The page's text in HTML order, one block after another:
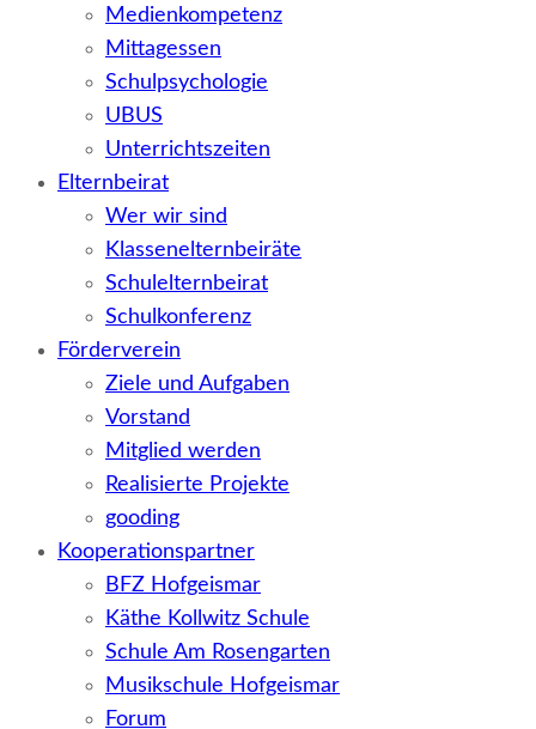
Medienkompetenz
Mittagessen
Schulpsychologie
UBUS
Unterrichtszeiten
Elternbeirat
Wer wir sind
Klassenelternbeiräte
Schulelternbeirat
Schulkonferenz
Förderverein
Ziele und Aufgaben
Vorstand
Mitglied werden
Realisierte Projekte
gooding
Kooperationspartner
BFZ Hofgeismar
Käthe Kollwitz Schule
Schule Am Rosengarten
Musikschule Hofgeismar
Forum